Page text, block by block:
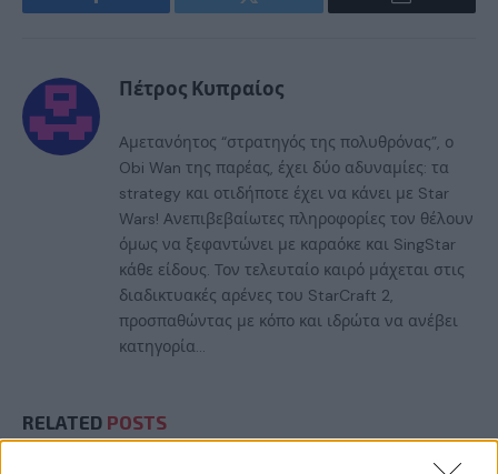
Facebook Twitter Email
Πέτρος Κυπραίος
Αμετανόητος “στρατηγός της πολυθρόνας”, ο
Obi Wan της παρέας, έχει δύο αδυναμίες: τα
strategy και οτιδήποτε έχει να κάνει με Star
Wars! Ανεπιβεβαίωτες πληροφορίες τον θέλουν
όμως να ξεφαντώνει με καραόκε και SingStar
κάθε είδους. Τον τελευταίο καιρό μάχεται στις
διαδικτυακές αρένες του StarCraft 2,
προσπαθώντας με κόπο και ιδρώτα να ανέβει
κατηγορία...
RELATED POSTS